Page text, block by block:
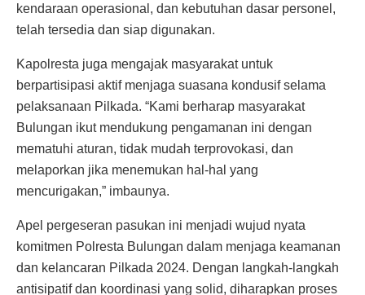
kendaraan operasional, dan kebutuhan dasar personel,
telah tersedia dan siap digunakan.
Kapolresta juga mengajak masyarakat untuk
berpartisipasi aktif menjaga suasana kondusif selama
pelaksanaan Pilkada. “Kami berharap masyarakat
Bulungan ikut mendukung pengamanan ini dengan
mematuhi aturan, tidak mudah terprovokasi, dan
melaporkan jika menemukan hal-hal yang
mencurigakan,” imbaunya.
Apel pergeseran pasukan ini menjadi wujud nyata
komitmen Polresta Bulungan dalam menjaga keamanan
dan kelancaran Pilkada 2024. Dengan langkah-langkah
antisipatif dan koordinasi yang solid, diharapkan proses